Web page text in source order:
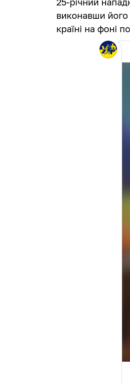
виконавши
країні на фоні